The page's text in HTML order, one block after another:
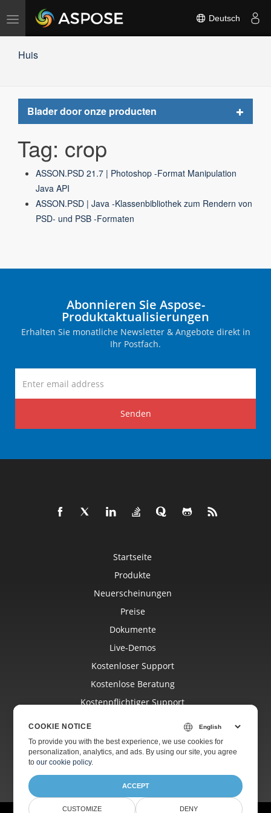
Navigation
umschalten
Deutsch
Huis
Blader door onze producten
Toggle
Tag: crop
ASSON.PSD 21.7 | Photoshop -Format Manipulation
Java API
ASSON.PSD | Java -Klassenbibliothek zum Rendern von
PSD- und PSB -Formaten
Abonnieren Sie Aspose-
Produktaktualisierungen
Erhalten Sie monatliche Newsletter & Angebote direkt in
Ihr Postfach.
Senden
Startseite
Produkte
Neuerscheinungen
Preise
Dokumente
Live-Demos
Kostenloser Support
Kostenlose Beratung
Kostenpflichtiger Support
Websites
Über
COOKIE NOTICE
To provide you with the best experience, we use cookies for
personalization, analytics, and ads. By using our site, you agree
toour cookie policy.
ACCEPT
CUSTOMIZE DENY